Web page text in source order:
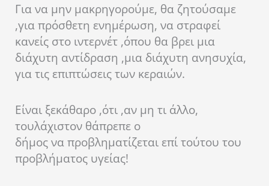
Για να μην μακρηγορούμε, θα ζητούσαμε
,για πρόσθετη ενημέρωση, να στραφεί
κανείς στο ιντερνέτ ,όπου θα βρει μια
διάχυτη αντίδραση ,μια διάχυτη ανησυχία,
για τις επιπτώσεις των κεραιών.
Είναι ξεκάθαρο ,ότι ,αν μη τι άλλο,
τουλάχιστον θάπρεπε ο
δήμος να προβληματίζεται επί τούτου του
προβλήματος υγείας!